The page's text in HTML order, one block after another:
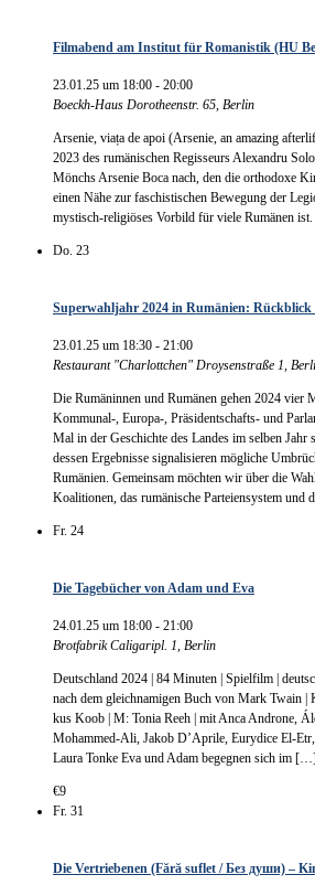
Filmabend am Institut für Romanistik (HU
23.01.25 um 18:00 - 20:00
Boeckh-Haus Dorotheenstr. 65, Berlin
Arsenie, viața de apoi (Arsenie, an amazing
2023 des rumänischen Regisseurs Alexandru
Mönchs Arsenie Boca nach, den die orthodoxe
einen Nähe zur faschistischen Bewegung der
mystisch-religiöses Vorbild für viele Rumänen
Do. 23
Superwahljahr 2024 in Rumänien:
23.01.25 um 18:30 - 21:00
Restaurant "Charlottchen" Droysenstraße 1,
Die Rumäninnen und Rumänen gehen 2024 vier
Kommunal-, Europa-, Präsidentschafts- und
Mal in der Geschichte des Landes im selben Jahr
dessen Ergebnisse signalisieren mögliche
Rumänien. Gemeinsam möchten wir über die
Koalitionen, das rumänische Parteiensystem
Fr. 24
Die Tagebücher von Adam und Eva
24.01.25 um 18:00 - 21:00
BrotfabrikCaligaripl. 1, Berlin
Deutsch­land 2024 | 84 Minu­ten | Spiel­film |
nach dem gleich­na­mi­gen Buch von Mark Twa­in
kus Koob | M: Tonia Reeh | mit Anca Andro­ne,
Mohammed-Ali, Jakob D’Aprile, Eury­di­ce El-
Lau­ra Ton­ke Eva und Adam begeg­nen sich im
€9
Fr. 31
Die Vertriebenen (Fără suflet / Без души) –